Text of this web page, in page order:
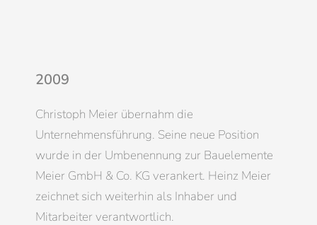
2009
Christoph Meier übernahm die
Unternehmensführung. Seine neue Position
wurde in der Umbenennung zur Bauelemente
Meier GmbH & Co. KG verankert. Heinz Meier
zeichnet sich weiterhin als Inhaber und
Mitarbeiter verantwortlich.